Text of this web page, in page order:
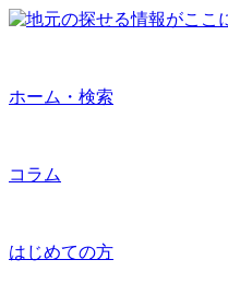
ホーム・検索
コラム
はじめての方